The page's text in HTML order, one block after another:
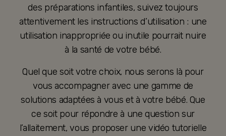
des préparations infantiles, suivez toujours
attentivement les instructions d’utilisation : une
utilisation inappropriée ou inutile pourrait nuire
à la santé de votre bébé.
Quel que soit votre choix, nous serons là pour
vous accompagner avec une gamme de
solutions adaptées à vous et à votre bébé. Que
ce soit pour répondre à une question sur
l’allaitement, vous proposer une vidéo tutorielle